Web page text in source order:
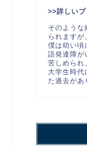
>>詳しい
そのような
られますが
僕は幼い頃
語発達障が
苦しめられ
大学生時代
た過去があ